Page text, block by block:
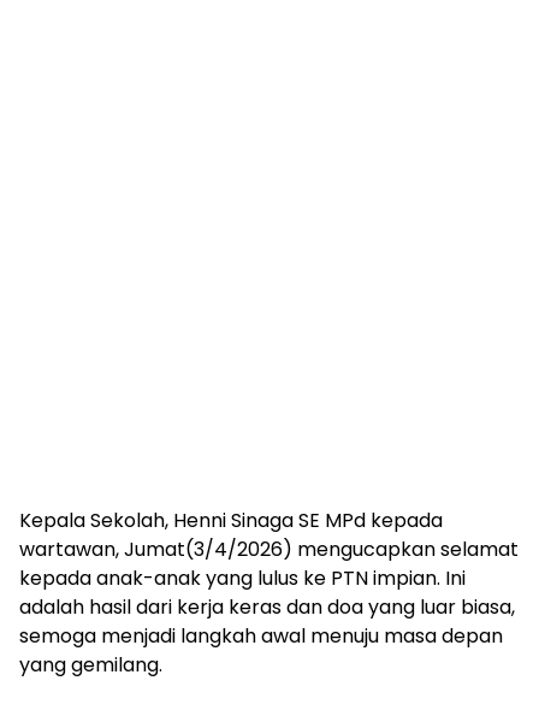
Kepala Sekolah, Henni Sinaga SE MPd kepada
wartawan, Jumat(3/4/2026) mengucapkan selamat
kepada anak-anak yang lulus ke PTN impian. Ini
adalah hasil dari kerja keras dan doa yang luar biasa,
semoga menjadi langkah awal menuju masa depan
yang gemilang.